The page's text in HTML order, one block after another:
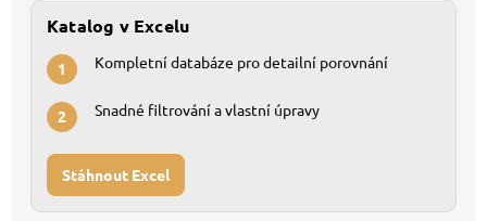
Katalog v Excelu
1 Kompletní databáze pro detailní porovnání
2 Snadné filtrování a vlastní úpravy
Stáhnout Excel